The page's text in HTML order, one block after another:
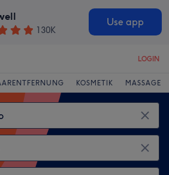
130K
Use app
LOGIN
KOSMETIK MASSAGE